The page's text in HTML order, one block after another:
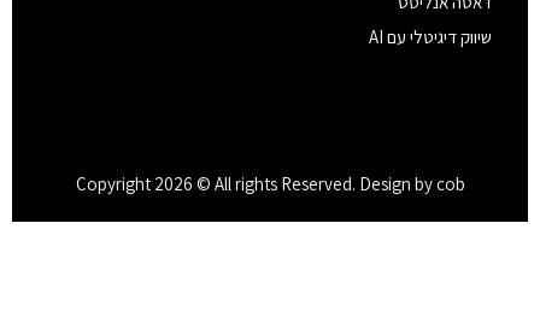
שיווק דיגיטלי עם AI
Copyright 2026 © All rights Reserved. Design by cob